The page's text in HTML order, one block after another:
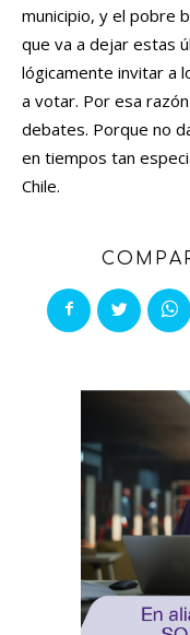
municipio, y el pobre
que va a dejar estas
lógicamente invitar a
a votar. Por esa
debates. Porque no
en tiempos tan
Chile.